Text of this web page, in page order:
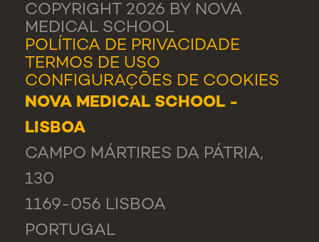
COPYRIGHT 2026 BY NOVA
MEDICAL SCHOOL
POLÍTICA DE PRIVACIDADE
TERMOS DE USO
CONFIGURAÇÕES DE COOKIES
NOVA MEDICAL SCHOOL -
LISBOA
CAMPO MÁRTIRES DA PÁTRIA,
130
1169-056 LISBOA
PORTUGAL